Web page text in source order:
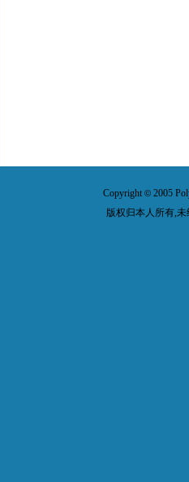
Copyright© 2005
版权归本人所有,